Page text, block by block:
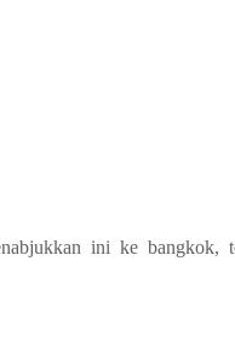
ini ke bangkok,